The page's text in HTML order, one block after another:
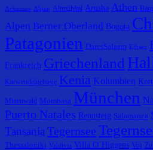
Achensee Alpen Altmühltal Arusha Athen
Alpen Berner Oberland Bogota
Patagonien DaresSalaam Eibsee
Frankreich Griechenland
Karwendelgebirge Kenia Kolumbien
Mittenwald Mombasa München
Puerto Natales Rennsteig Salamanca
Tansania Tegernsee
Thessaloniki Valdivia Villa O´Higgens Voi